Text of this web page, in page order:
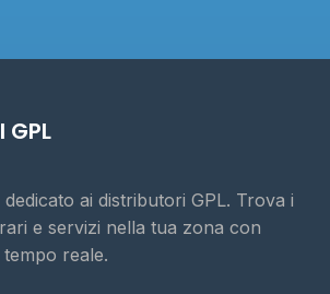
GPL
ai distributori GPL. Trova i
e servizi nella tua zona con
reale.